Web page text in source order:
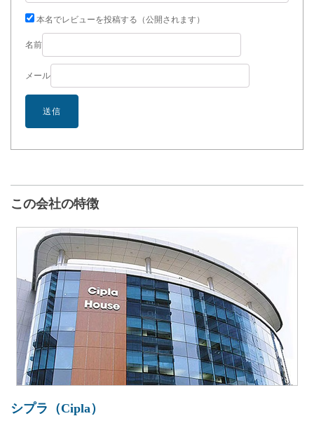
本名でレビューを投稿する（公開されます）
名前
メール
この会社の特徴
シプラ（Cipla）